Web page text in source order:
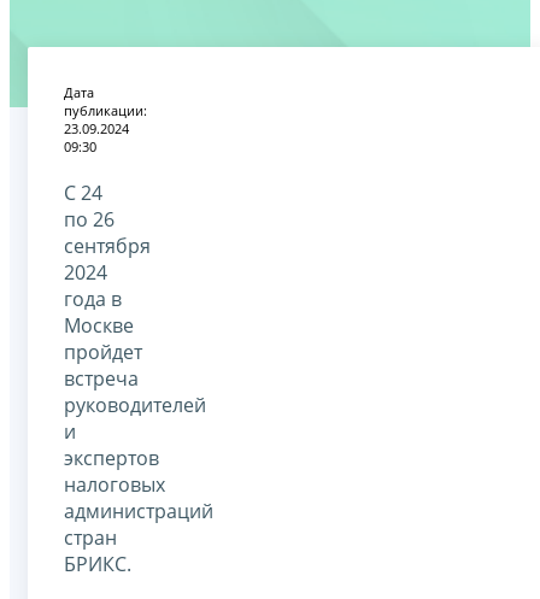
Дата
публикации:
23.09.2024
09:30
С 24
по 26
сентября
2024
года в
Москве
пройдет
встреча
руководителей
и
экспертов
налоговых
администраций
стран
БРИКС.